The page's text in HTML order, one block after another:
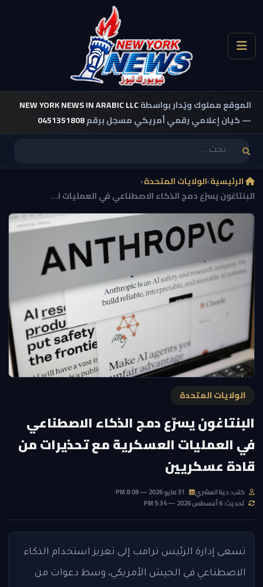
الموقع مملوك ويُدار بواسطةNEW YORK NEWS IN ARABIC LLC
— كيان إعلامي رقمي أمريكي مسجل برقم0451351808
الرئيسية›الولايات المتحدة›
البنتاغون يسرّع دمج الذكاء الاصطناعي في العمليات ا...
الولايات المتحدة
البنتاغون يسرّع دمج الذكاء الاصطناعي
في العمليات العسكرية مع تحذيرات من
قادة عسكريين
كتب: دينا العشري
تحديث: 6 أغسطس 2026 — 5:34 PM
تسعى إدارة الرئيس ترامب إلى تعزيز استخدام الذكاء
الاصطناعي في الجيش الأمريكي، وسط دعوات من